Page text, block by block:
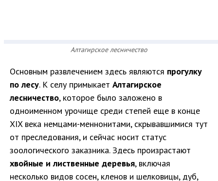
Алтагирское лесничество
Основным развлечением здесь являются прогулку
по лесу. К селу примыкает Алтагирское
лесничество, которое было заложено в
одноименном урочище среди степей еще в конце
XIX века немцами-меннонитами, скрывавшимися тут
от преследования, и сейчас носит статус
зоологического заказника. Здесь произрастают
хвойные и лиственные деревья, включая
несколько видов сосен, кленов и шелковицы, дуб,